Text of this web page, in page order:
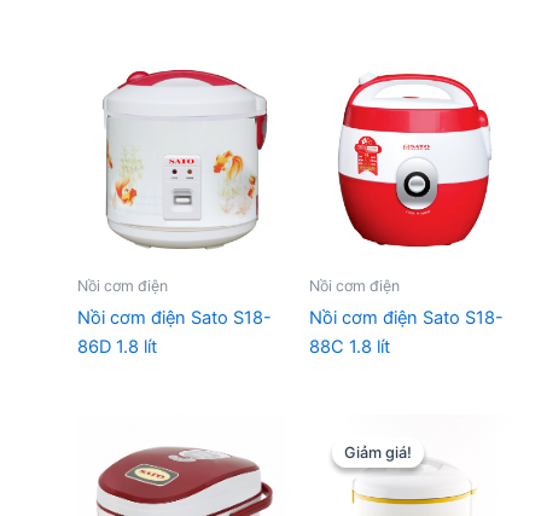
Nồi cơm điện
Nồi cơm điện Sato S18-
86D 1.8 lít
Nồi cơm điện
Nồi cơm điện Sato S18-
88C 1.8 lít
Giảm giá!
Giảm giá!